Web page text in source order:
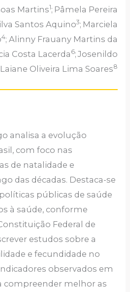
Martins1; Pâmela Pereira
Santos Aquino3; Marciela
4; Alinny Frauany Martins da
Costa Lacerda6;Josenildo
Laiane Oliveira Lima Soares8
analisa a evolução
com foco nas
de natalidade e
das décadas. Destaca-se
públicas de saúde
à saúde, conforme
Federal de
estudos sobre a
e fecundidade no
observados em
compreender melhor as